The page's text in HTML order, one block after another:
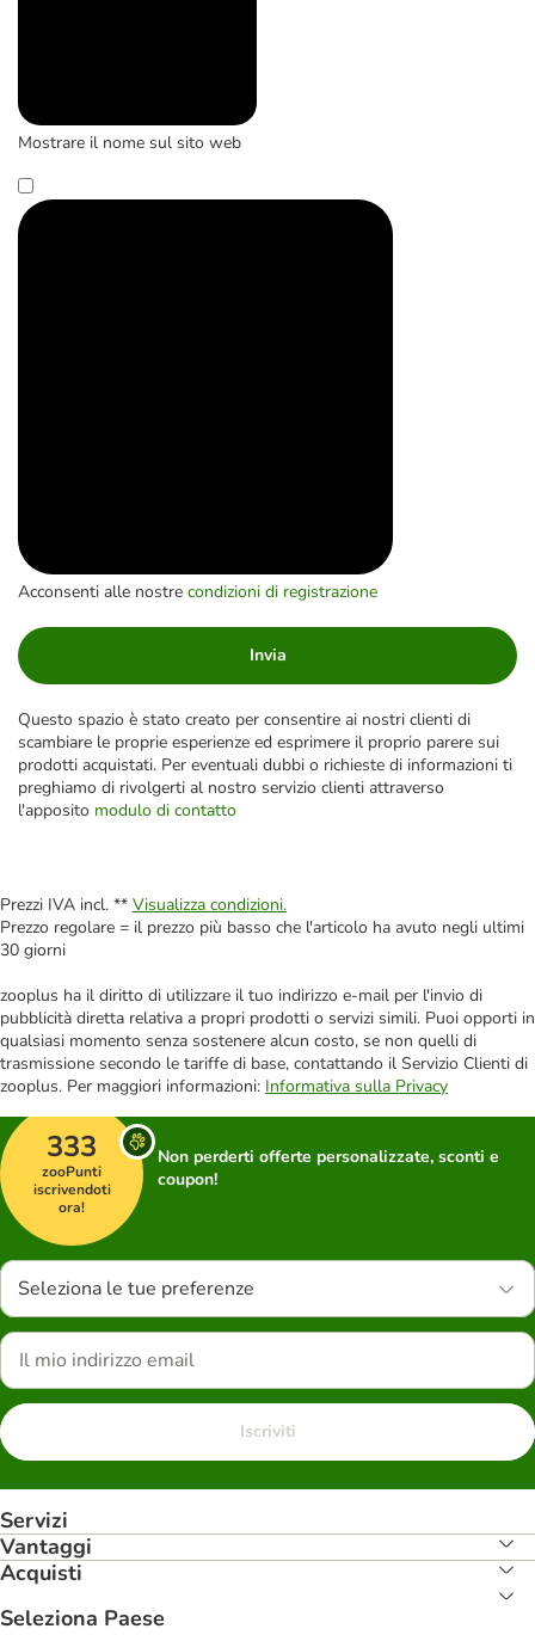
Mostrare il nome sul sito web
Acconsenti alle nostre condizioni di registrazione
Invia
Questo spazio è stato creato per consentire ai nostri clienti di
scambiare le proprie esperienze ed esprimere il proprio parere sui
prodotti acquistati. Per eventuali dubbi o richieste di informazioni ti
preghiamo di rivolgerti al nostro servizio clienti attraverso
l'apposito modulo di contatto
Prezzi IVA incl. ** Visualizza condizioni.
Prezzo regolare = il prezzo più basso che l'articolo ha avuto negli ultimi
30 giorni
zooplus ha il diritto di utilizzare il tuo indirizzo e-mail per l'invio di
pubblicità diretta relativa a propri prodotti o servizi simili. Puoi opporti in
qualsiasi momento senza sostenere alcun costo, se non quelli di
trasmissione secondo le tariffe di base, contattando il Servizio Clienti di
zooplus. Per maggiori informazioni: Informativa sulla Privacy
333
zooPunti
iscrivendoti
ora!
Non perderti offerte personalizzate, sconti e
coupon!
Seleziona le tue preferenze
Iscriviti
Servizi
Vantaggi
Acquisti
Seleziona Paese